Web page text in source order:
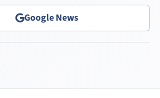
Google News